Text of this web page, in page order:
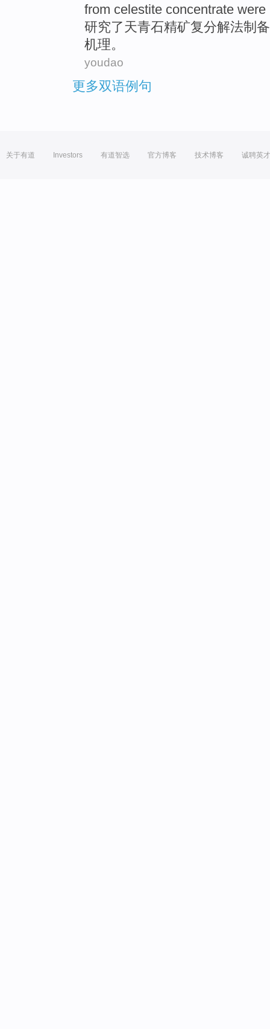
from celestite concentrate were
研究了天青石精矿复分解法制
机理。
youdao
更多双语例句
关于有道 Investors 有道智选 官方博客 技术博客 诚聘英才